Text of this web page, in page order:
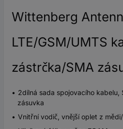
Wittenberg
LTE/GSM/UMTS
zástrčka/SMA
2dílná sada spojovacího
zásuvka
Vnitřní vodič, vnější oplet z